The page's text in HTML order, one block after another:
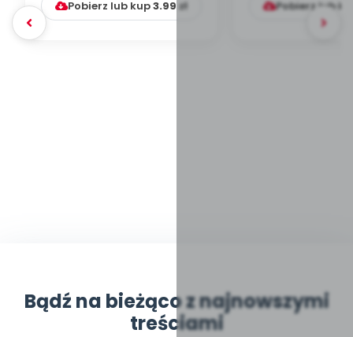
Pobierz lub kup3.99 zł Pobierz lub
Bądź na bieżąco z najnowszymi
treściami